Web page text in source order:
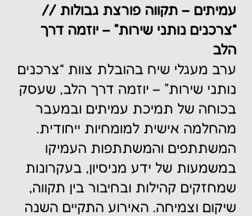
עמיתים – תקווה פורצת גבולות //
“צרכנים נותני שירות” – יוזמה דרך
הלב
ערב מעגלי שיח בהובלת צוות “צרכנים
נותני שירות” – יוזמה דרך הלב, שעסק
בכוחה של תמיכת עמיתים ובמעבר
מהחלמה אישית למומחיות ייחודית.
המשתתפים והמשתתפות העמיקו
במשמעות של ידע מניסיון, בעקרונות
שמחזקים קהילות ובחיבור בין תקווה,
שיקום וצמיחה. האירוע התקיים השנה